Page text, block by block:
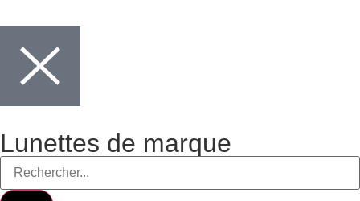
Lunettes de marque